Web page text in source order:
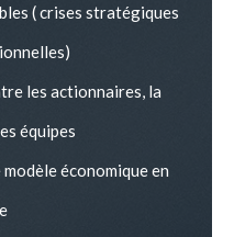
( crises stratégiques
les actionnaires, la
équipes
économique en